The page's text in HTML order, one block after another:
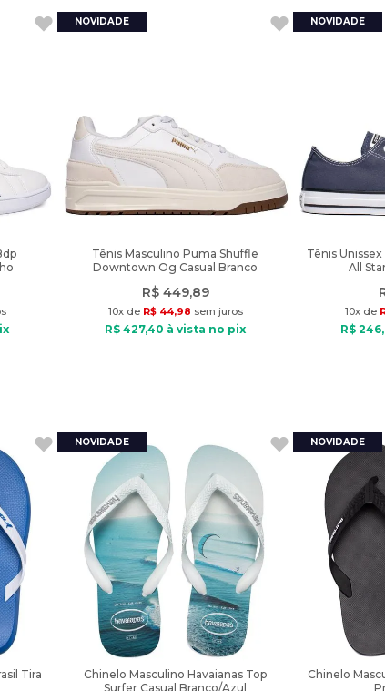
Tênis Masculino Puma Shuffle
Downtown Og Casual Branco
R$ 449,89
10x de R$ 44,98 sem juros
R$ 427,40 à vista no pix
Tênis
All
10x de
R$ 246,
Tira
Chinelo Masculino Havaianas Top
Surfer Casual Branco/Azul
Chinelo